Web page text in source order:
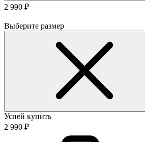
2 990 ₽
Выберите размер
Успей купить
2 990 ₽